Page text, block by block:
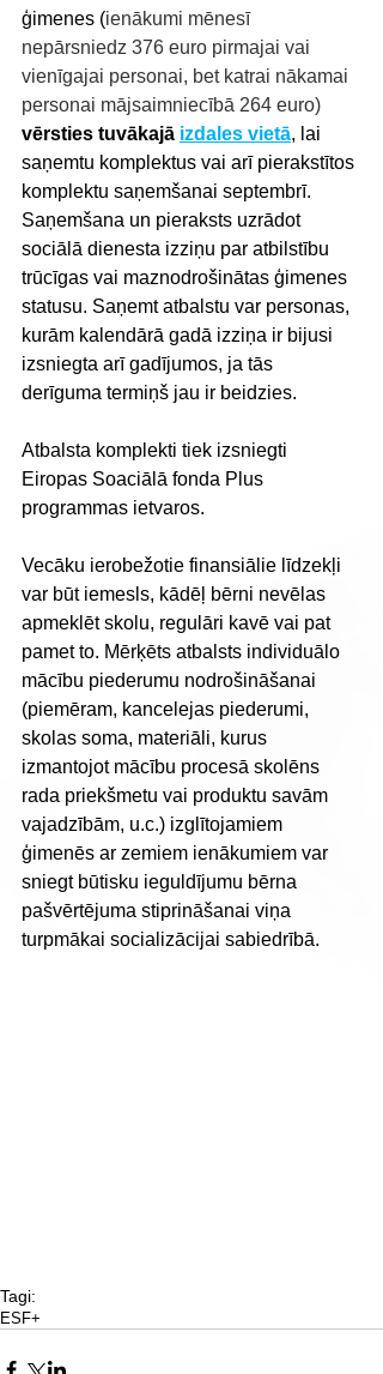
ģimenes (ienākumi mēnesī
nepārsniedz 376 euro pirmajai vai
vienīgajai personai, bet katrai nākamai
personai mājsaimniecībā 264 euro)
vērsties tuvākajā izdales vietā, lai
saņemtu komplektus vai arī pierakstītos
komplektu saņemšanai septembrī.
Saņemšana un pieraksts uzrādot
sociālā dienesta izziņu par atbilstību
trūcīgas vai maznodrošinātas ģimenes
statusu. Saņemt atbalstu var personas,
kurām kalendārā gadā izziņa ir bijusi
izsniegta arī gadījumos, ja tās
derīguma termiņš jau ir beidzies.
Atbalsta komplekti tiek izsniegti
Eiropas Soaciālā fonda Plus
programmas ietvaros.
Vecāku ierobežotie finansiālie līdzekļi
var būt iemesls, kādēļ bērni nevēlas
apmeklēt skolu, regulāri kavē vai pat
pamet to. Mērķēts atbalsts individuālo
mācību piederumu nodrošināšanai
(piemēram, kancelejas piederumi,
skolas soma, materiāli, kurus
izmantojot mācību procesā skolēns
rada priekšmetu vai produktu savām
vajadzībām, u.c.) izglītojamiem
ģimenēs ar zemiem ienākumiem var
sniegt būtisku ieguldījumu bērna
pašvērtējuma stiprināšanai viņa
turpmākai socializācijai sabiedrībā.
Tagi:
ESF+